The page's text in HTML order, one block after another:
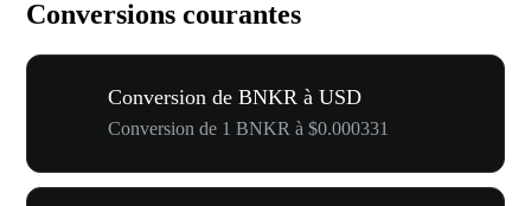
Conversions courantes
Conversion de BNKR à USD
Conversion de 1 BNKR à $0.000331